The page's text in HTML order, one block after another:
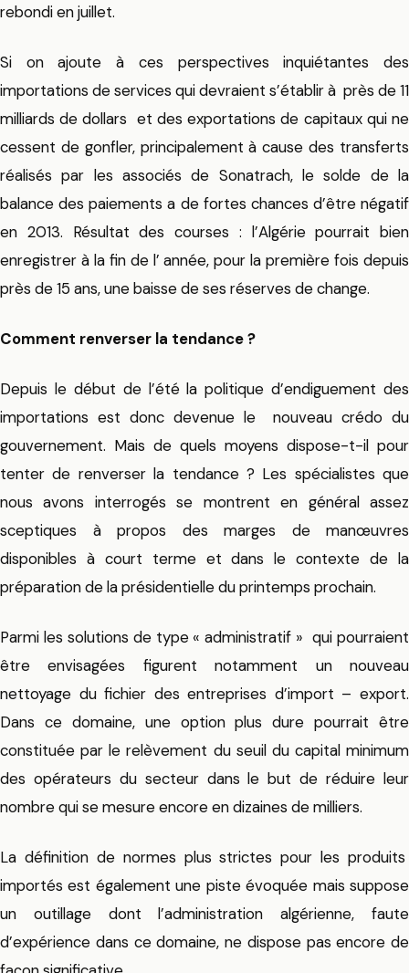
rebondi en juillet.
Si on ajoute à ces perspectives inquiétantes des
importations de services qui devraient s’établir à près de 11
milliards de dollars et des exportations de capitaux qui ne
cessent de gonfler, principalement à cause des transferts
réalisés par les associés de Sonatrach, le solde de la
balance des paiements a de fortes chances d’être négatif
en 2013. Résultat des courses : l’Algérie pourrait bien
enregistrer à la fin de l’ année, pour la première fois depuis
près de 15 ans, une baisse de ses réserves de change.
Comment renverser la tendance ?
Depuis le début de l’été la politique d’endiguement des
importations est donc devenue le nouveau crédo du
gouvernement. Mais de quels moyens dispose-t-il pour
tenter de renverser la tendance ? Les spécialistes que
nous avons interrogés se montrent en général assez
sceptiques à propos des marges de manœuvres
disponibles à court terme et dans le contexte de la
préparation de la présidentielle du printemps prochain.
Parmi les solutions de type « administratif » qui pourraient
être envisagées figurent notamment un nouveau
nettoyage du fichier des entreprises d’import – export.
Dans ce domaine, une option plus dure pourrait être
constituée par le relèvement du seuil du capital minimum
des opérateurs du secteur dans le but de réduire leur
nombre qui se mesure encore en dizaines de milliers.
La définition de normes plus strictes pour les produits
importés est également une piste évoquée mais suppose
un outillage dont l’administration algérienne, faute
d’expérience dans ce domaine, ne dispose pas encore de